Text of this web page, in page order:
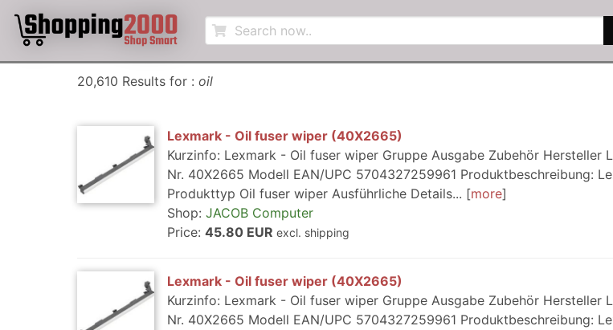
20,610 Results for : oil
Lexmark - Oil fuser wiper (40X2665)
Kurzinfo: Lexmark - Oil fuser wiper Gruppe Ausgabe Zubehör Hersteller
Nr. 40X2665 Modell EAN/UPC 5704327259961 Produktbeschreibung:
Produkttyp Oil fuser wiper Ausführliche Details...
more
Shop: JACOB Computer
Price: 45.80 EUR excl. shipping
Lexmark - Oil fuser wiper (40X2665)
Kurzinfo: Lexmark - Oil fuser wiper Gruppe Ausgabe Zubehör Hersteller
Nr. 40X2665 Modell EAN/UPC 5704327259961 Produktbeschreibung: